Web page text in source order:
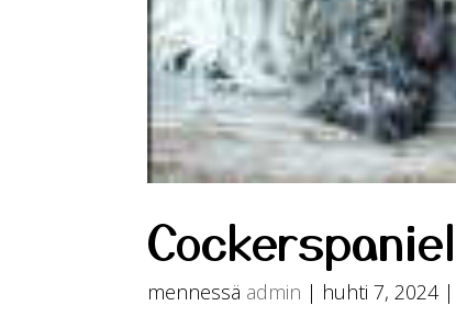
mennessä admin | huhti 7, 2024|